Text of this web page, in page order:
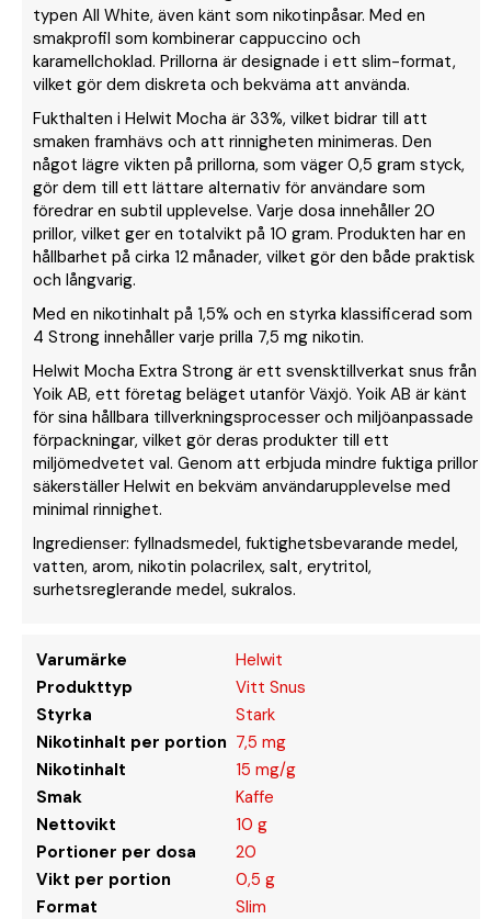
typen All White, även känt som nikotinpåsar. Med en
smakprofil som kombinerar cappuccino och
karamellchoklad. Prillorna är designade i ett slim-format,
vilket gör dem diskreta och bekväma att använda.
Fukthalten i Helwit Mocha är 33%, vilket bidrar till att
smaken framhävs och att rinnigheten minimeras. Den
något lägre vikten på prillorna, som väger 0,5 gram styck,
gör dem till ett lättare alternativ för användare som
föredrar en subtil upplevelse. Varje dosa innehåller 20
prillor, vilket ger en totalvikt på 10 gram. Produkten har en
hållbarhet på cirka 12 månader, vilket gör den både praktisk
och långvarig.
Med en nikotinhalt på 1,5% och en styrka klassificerad som
4 Strong innehåller varje prilla 7,5 mg nikotin.
Helwit Mocha Extra Strong är ett svensktillverkat snus från
Yoik AB, ett företag beläget utanför Växjö. Yoik AB är känt
för sina hållbara tillverkningsprocesser och miljöanpassade
förpackningar, vilket gör deras produkter till ett
miljömedvetet val. Genom att erbjuda mindre fuktiga prillor
säkerställer Helwit en bekväm användarupplevelse med
minimal rinnighet.
Ingredienser: fyllnadsmedel, fuktighetsbevarande medel,
vatten, arom, nikotin polacrilex, salt, erytritol,
surhetsreglerande medel, sukralos.
Varumärke
Helwit
Produkttyp
Vitt Snus
Styrka
Stark
Nikotinhalt per portion 7,5 mg
Nikotinhalt
15 mg/g
Smak
Kaffe
Nettovikt
10 g
Portioner per dosa
20
Vikt per portion
0,5 g
Format
Slim